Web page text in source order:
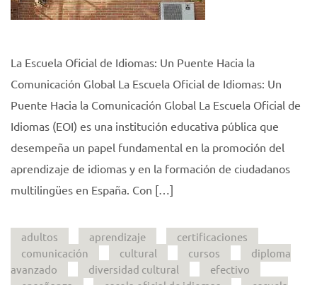
La Escuela Oficial de Idiomas: Un Puente Hacia la
Comunicación Global La Escuela Oficial de Idiomas: Un
Puente Hacia la Comunicación Global La Escuela Oficial de
Idiomas (EOI) es una institución educativa pública que
desempeña un papel fundamental en la promoción del
aprendizaje de idiomas y en la formación de ciudadanos
multilingües en España. Con […]
adultos aprendizaje
certificaciones
comunicación
cultural cursos
diploma
avanzado
diversidad cultural
efectivo